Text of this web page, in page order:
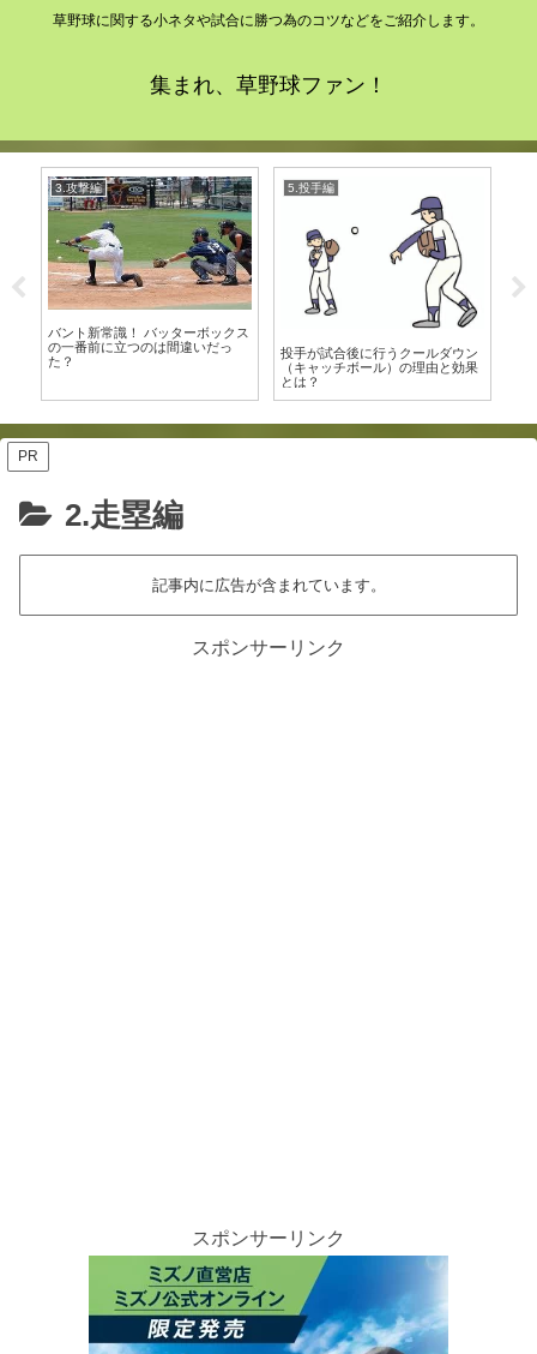
草野球に関する小ネタや試合に勝つ為のコツなどをご紹介します。
集まれ、草野球ファン！
3.攻撃編
バント新常識！ バッターボックス
の一番前に立つのは間違いだっ
た？
5.投手編
投手が試合後に行うクールダウン
（キャッチボール）の理由と効果
とは？
PR
2.走塁編
記事内に広告が含まれています。
スポンサーリンク
スポンサーリンク